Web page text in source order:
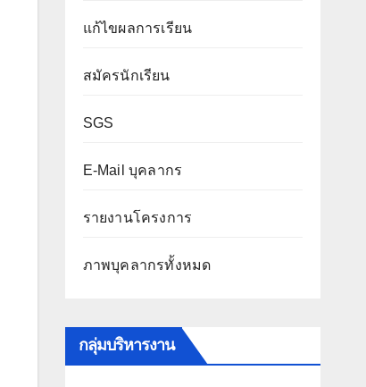
แก้ไขผลการเรียน
สมัครนักเรียน
SGS
E-Mail บุคลากร
รายงานโครงการ
ภาพบุคลากรทั้งหมด
กลุ่มบริหารงาน